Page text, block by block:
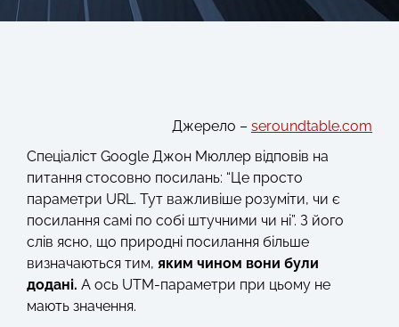
Джерело – seroundtable.com
Спеціаліст Google Джон Мюллер відповів на
питання стосовно посилань: “Це просто
параметри URL. Тут важливіше розуміти, чи є
посилання самі по собі штучними чи ні”. З його
слів ясно, що природні посилання більше
визначаються тим, яким чином вони були
додані. А ось UTM-параметри при цьому не
мають значення.